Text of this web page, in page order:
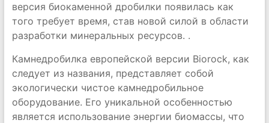
версия биокаменной дробилки появилась как
того требует время, став новой силой в области
разработки минеральных ресурсов. .
Камнедробилка европейской версии Biorock, как
следует из названия, представляет собой
экологически чистое камнедробильное
оборудование. Его уникальной особенностью
является использование энергии биомассы, что